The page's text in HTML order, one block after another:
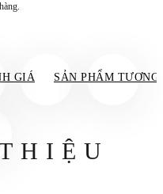
GIÁ SẢN PHẨM TƯƠNG